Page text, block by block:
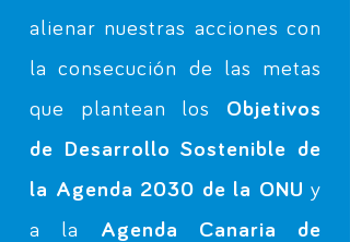
alienar nuestras acciones con
la consecución de las metas
que plantean los Objetivos
de Desarrollo Sostenible de
la Agenda 2030 de la ONU y
a la Agenda Canaria de